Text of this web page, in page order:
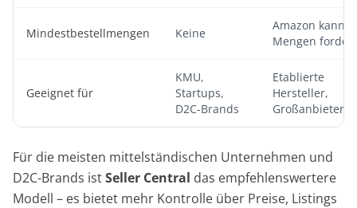
Mindestbestellmengen Keine
Amazon kann
Mengen
Geeignet für
KMU,
Startups,
D2C-Brands
Etablierte
Hersteller,
Großanbieter
Für die meisten mittelständischen Unternehmen und
D2C-Brands istSeller Central das empfehlenswertere
Modell – es bietet mehr Kontrolle über Preise, Listings